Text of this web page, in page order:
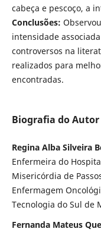
cabeça e pescoço, a
Conclusões:
intensidade
controversos na
realizados para
encontradas.
Biografia do Autor
Regina Alba Silveira
Enfermeira do
Misericórdia de
Enfermagem
Tecnologia do Sul de
Fernanda Mateus